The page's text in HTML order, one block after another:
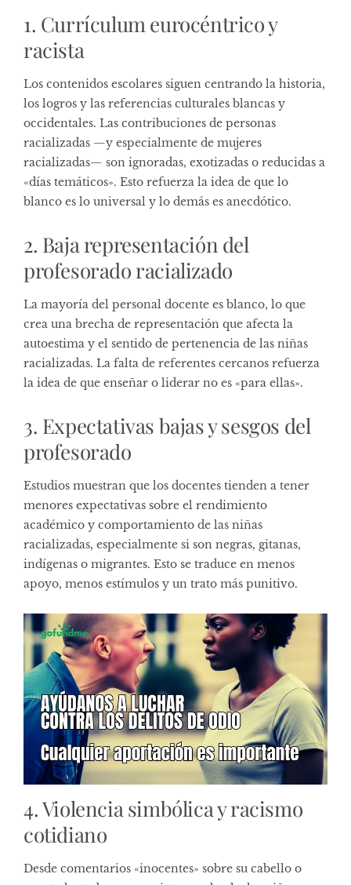
1. Currículum eurocéntrico y
racista
Los contenidos escolares siguen centrando la historia,
los logros y las referencias culturales blancas y
occidentales. Las contribuciones de personas
racializadas —y especialmente de mujeres
racializadas— son ignoradas, exotizadas o reducidas a
«días temáticos». Esto refuerza la idea de que lo
blanco es lo universal y lo demás es anecdótico.
2. Baja representación del
profesorado racializado
La mayoría del personal docente es blanco, lo que
crea una brecha de representación que afecta la
autoestima y el sentido de pertenencia de las niñas
racializadas. La falta de referentes cercanos refuerza
la idea de que enseñar o liderar no es «para ellas».
3. Expectativas bajas y sesgos del
profesorado
Estudios muestran que los docentes tienden a tener
menores expectativas sobre el rendimiento
académico y comportamiento de las niñas
racializadas, especialmente si son negras, gitanas,
indígenas o migrantes. Esto se traduce en menos
apoyo, menos estímulos y un trato más punitivo.
4. Violencia simbólica y racismo
cotidiano
Desde comentarios «inocentes» sobre su cabello o